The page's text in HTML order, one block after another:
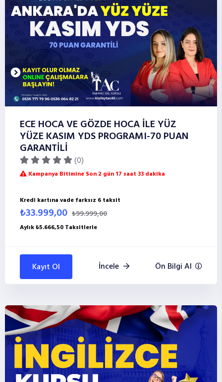
ECE HOCA VE GÖZDE HOCA İLE YÜZ
YÜZE KASIM YDS PROGRAMI-70 PUAN
GARANTİLİ
(0)
Kampanya Bitimine Son 2 gün 17 saat 33 dakika
Kredi kartına vade farksız 6 taksit
₺33.999,00 ₺99.999,00
Aylık ₺5.666,50 Taksitlerle
Kayıt Ol İncele Ön Bilgi Al